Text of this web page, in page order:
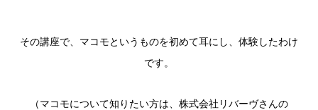
その講座で、マコモというものを初めて耳にし、体験したわけ
です。
（マコモについて知りたい方は、株式会社リバーヴさんの